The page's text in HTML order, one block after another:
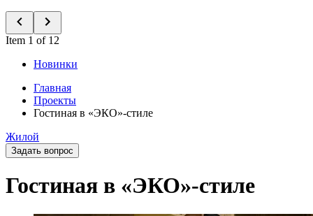
Item 1 of 12
Новинки
Главная
Проекты
Гостиная в «ЭКО»-стиле
Жилой
Задать вопрос
Гостиная в «ЭКО»-стиле